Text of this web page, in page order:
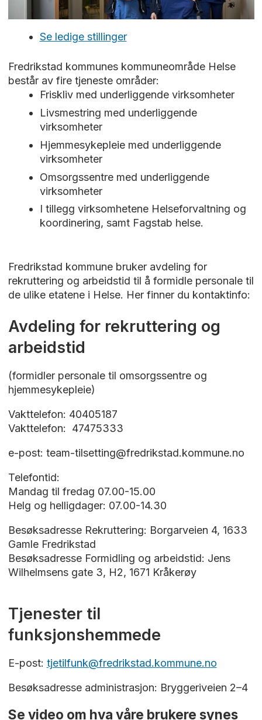
Se ledige stillinger
Fredrikstad kommunes kommuneområde Helse
består av fire tjeneste områder:
Friskliv med underliggende virksomheter
Livsmestring med underliggende
virksomheter
Hjemmesykepleie med underliggende
virksomheter
Omsorgssentre med underliggende
virksomheter
I tillegg virksomhetene Helseforvaltning og
koordinering, samt Fagstab helse.
Fredrikstad kommune bruker avdeling for
rekruttering og arbeidstid til å formidle personale til
de ulike etatene i Helse. Her finner du kontaktinfo:
Avdeling for rekruttering og
arbeidstid
(formidler personale til omsorgssentre og
hjemmesykepleie)
Vakttelefon: 40405187
Vakttelefon: 47475333
e-post: team-tilsetting@fredrikstad.kommune.no
Telefontid:
Mandag til fredag 07.00-15.00
Helg og helligdager: 07.00-14.30
Besøksadresse Rekruttering: Borgarveien 4, 1633
Gamle Fredrikstad
Besøksadresse Formidling og arbeidstid: Jens
Wilhelmsens gate 3, H2, 1671 Kråkerøy
Tjenester til
funksjonshemmede
E-post: tjetilfunk@fredrikstad.kommune.no
Besøksadresse administrasjon: Bryggeriveien 2–4
Se video om hva våre brukere synes